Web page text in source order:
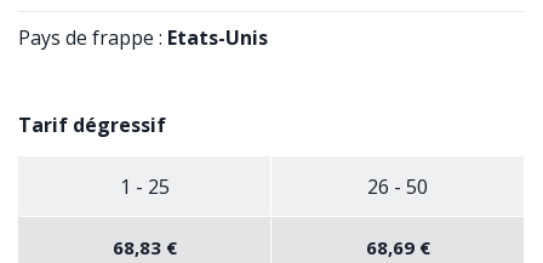
Pays de frappe : Etats-Unis
Tarif dégressif
1 - 25
68,83 €
26 - 50
68,69 €